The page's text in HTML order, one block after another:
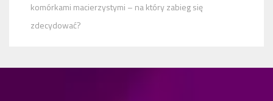
komórkami macierzystymi – na który zabieg się
zdecydować?